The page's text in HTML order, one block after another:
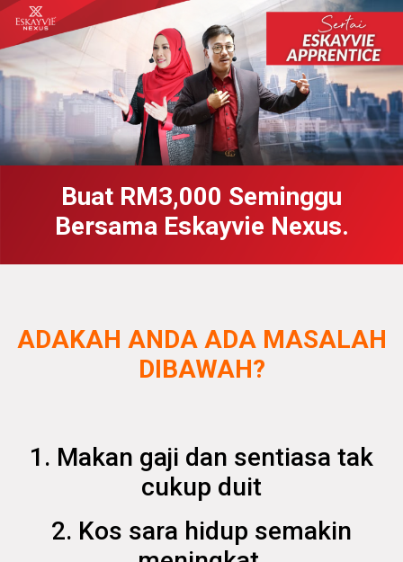
Buat RM3,000 Seminggu
Bersama Eskayvie Nexus.
ADAKAH ANDA ADA MASALAH
DIBAWAH?
1. Makan gaji dan sentiasa tak
cukup duit
2. Kos sara hidup semakin